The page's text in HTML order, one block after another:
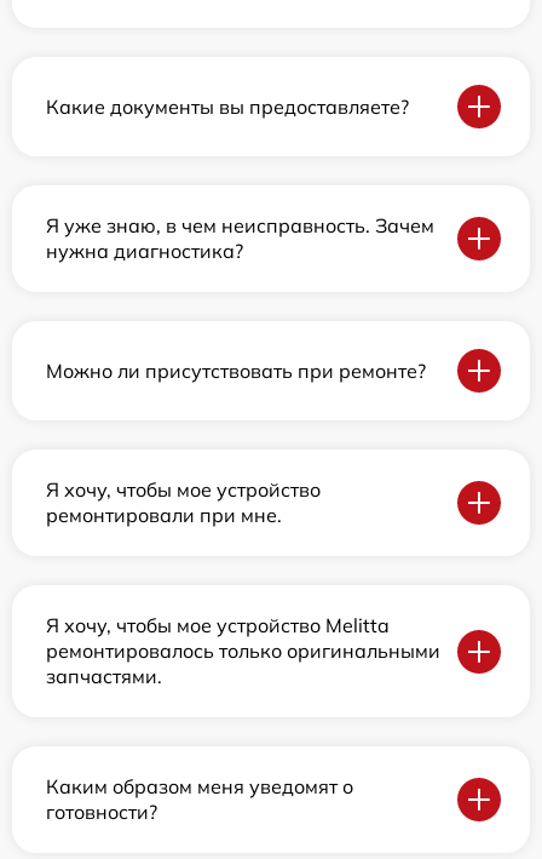
Какие документы вы предоставляете?
Я уже знаю, в чем неисправность. Зачем
нужна диагностика?
Можно ли присутствовать при ремонте?
Я хочу, чтобы мое устройство
ремонтировали при мне.
Я хочу, чтобы мое устройство Melitta
ремонтировалось только оригинальными
запчастями.
Каким образом меня уведомят о
готовности?